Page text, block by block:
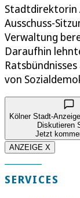
Stadtdirektorin
Ausschuss-
Verwaltung
Daraufhin
von
Kölner Stadt-
Diskutieren
Jetzt
ANZEIGE X
SERVICES